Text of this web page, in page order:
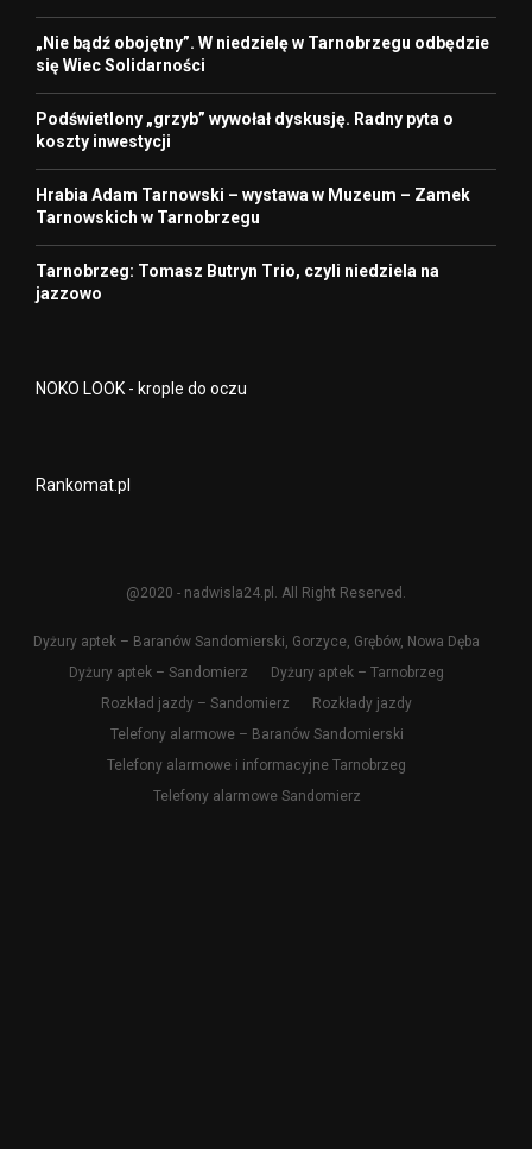
„Nie bądź obojętny”. W niedzielę w Tarnobrzegu odbędzie
się Wiec Solidarności
Podświetlony „grzyb” wywołał dyskusję. Radny pyta o
koszty inwestycji
Hrabia Adam Tarnowski – wystawa w Muzeum – Zamek
Tarnowskich w Tarnobrzegu
Tarnobrzeg: Tomasz Butryn Trio, czyli niedziela na
jazzowo
NOKO LOOK - krople do oczu
Rankomat.pl
@2020 - nadwisla24.pl. All Right Reserved.
Dyżury aptek – Baranów Sandomierski, Gorzyce, Grębów, Nowa Dęba
Dyżury aptek – Sandomierz
Dyżury aptek – Tarnobrzeg
Rozkład jazdy – Sandomierz
Rozkłady jazdy
Telefony alarmowe – Baranów Sandomierski
Telefony alarmowe i informacyjne Tarnobrzeg
Telefony alarmowe Sandomierz